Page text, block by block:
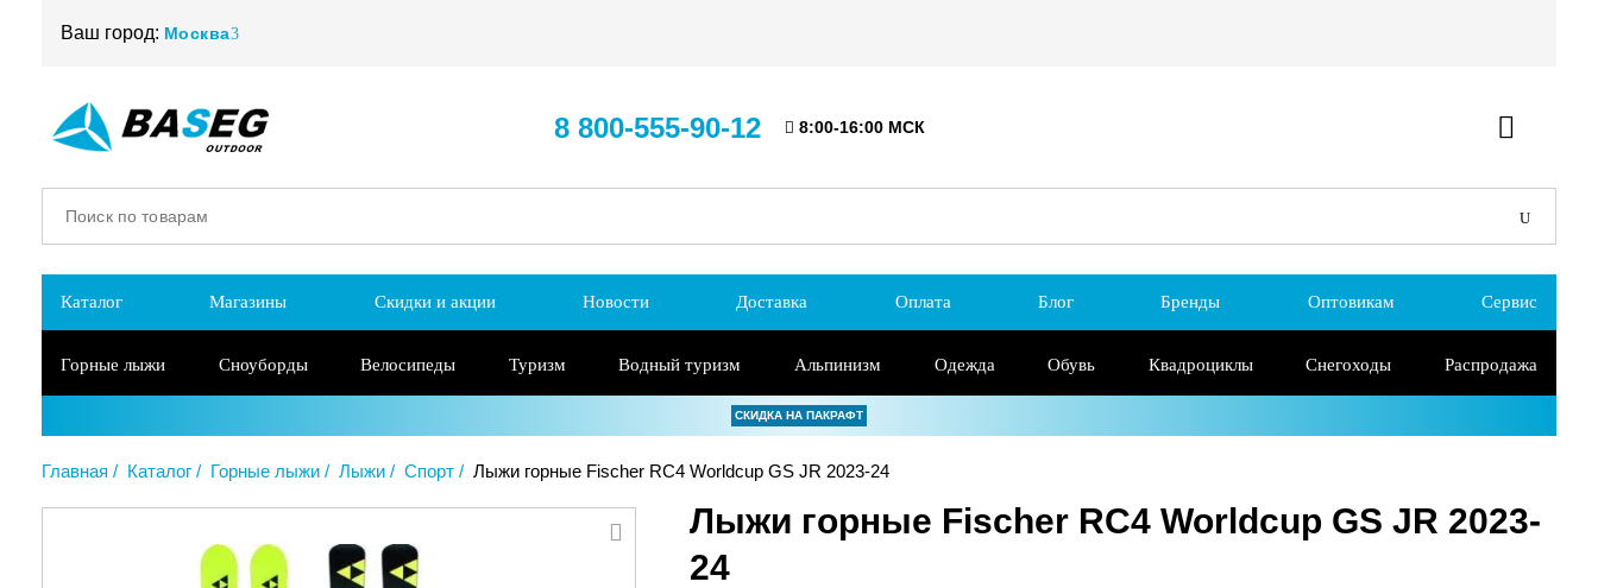
Ваш город: Москва
8 800-555-90-12 8:00-16:00 МСК
Каталог Магазины Скидки и акции Новости Доставка Оплата Блог Бренды Оптовикам Сервис
Горные лыжи Сноуборды Велосипеды Туризм Водный туризм Альпинизм Одежда Обувь Квадроциклы Снегоходы Распродажа
СКИДКА НА ПАКРАФТ
Главная Каталог Горные лыжи Лыжи Спорт Лыжи горные Fischer RC4 Worldcup GS JR 2023-24
Лыжи горные Fischer RC4 Worldcup GS JR 2023-
24